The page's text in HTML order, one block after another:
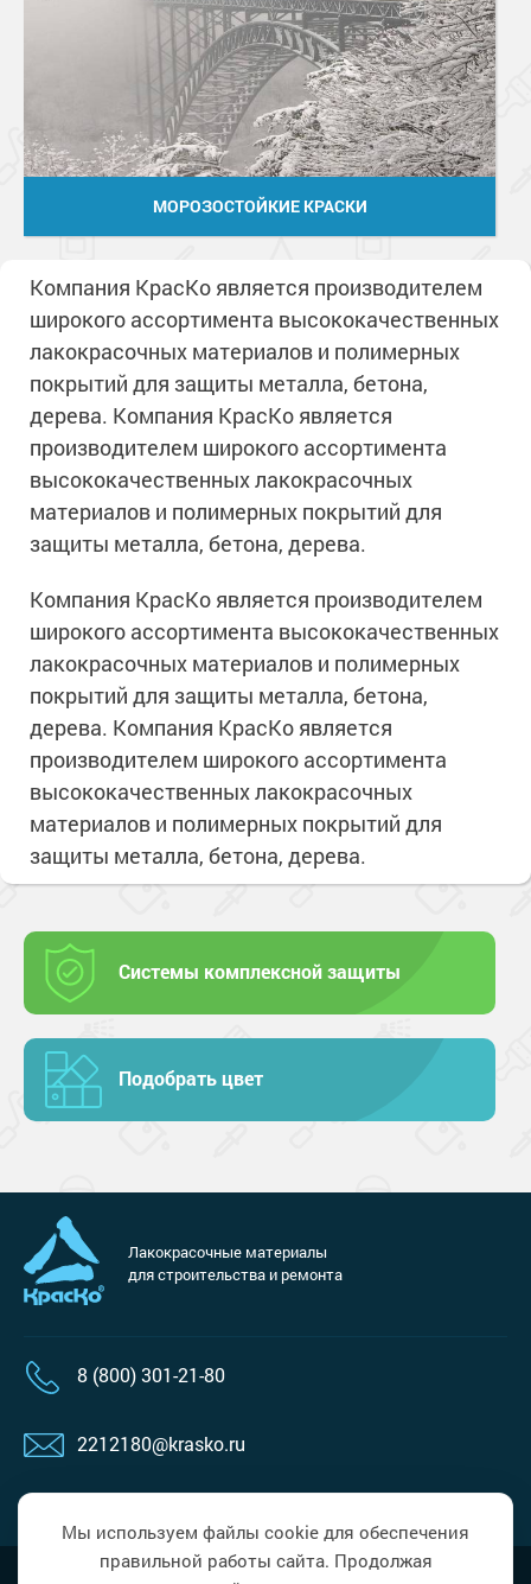
МОРОЗОСТОЙКИЕ КРАСКИ
Компания КрасКо является производителем
широкого ассортимента высококачественных
лакокрасочных материалов и полимерных
покрытий для защиты металла, бетона,
дерева. Компания КрасКо является
производителем широкого ассортимента
высококачественных лакокрасочных
материалов и полимерных покрытий для
защиты металла, бетона, дерева.
Компания КрасКо является производителем
широкого ассортимента высококачественных
лакокрасочных материалов и полимерных
покрытий для защиты металла, бетона,
дерева. Компания КрасКо является
производителем широкого ассортимента
высококачественных лакокрасочных
материалов и полимерных покрытий для
защиты металла, бетона, дерева.
Системы комплексной защиты
Подобрать цвет
Лакокрасочные материалы
для строительства и ремонта
8 (800) 301-21-80
2212180@krasko.ru
Политика в области обработки
Мы используем файлы cookie для обеспечения
правильной работы сайта. Продолжая